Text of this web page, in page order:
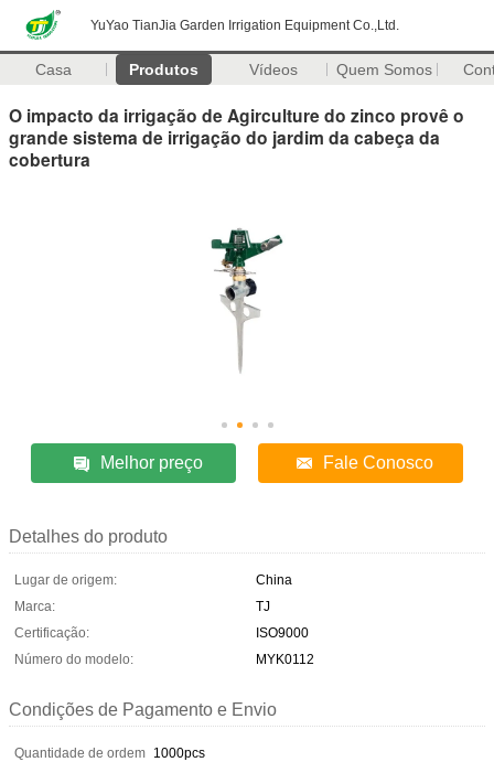
YuYao TianJia Garden Irrigation Equipment Co.,Ltd.
Casa Produtos Vídeos Quem Somos
O impacto da irrigação de Agirculture do zinco provê o
grande sistema de irrigação do jardim da cabeça da
cobertura
Melhor preço Fale Conosco
Detalhes do produto
Lugar de origem:
China
Marca:
TJ
Certificação:
ISO9000
Número do modelo:
MYK0112
Condições de Pagamento e Envio
Quantidade de ordem 1000pcs